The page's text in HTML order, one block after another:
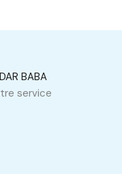
service